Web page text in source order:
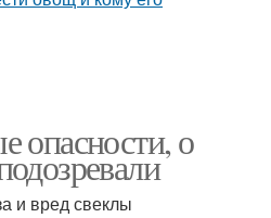
опасности, о
и вред свеклы